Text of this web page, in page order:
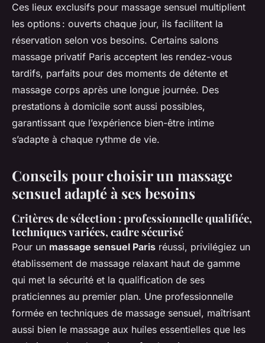
Ces lieux exclusifs pour massage sensuel multiplient
les options : ouverts chaque jour, ils facilitent la
réservation selon vos besoins. Certains salons
massage privatif Paris acceptent les rendez-vous
tardifs, parfaits pour des moments de détente et
massage corps après une longue journée. Des
prestations à domicile sont aussi possibles,
garantissant que l’expérience bien-être intime
s’adapte à chaque rythme de vie.
Conseils pour choisir un massage
sensuel adapté à ses besoins
Critères de sélection : professionnelle qualifiée,
techniques variées, cadre sécurisé
Pour un massage sensuel Paris réussi, privilégiez un
établissement de massage relaxant haut de gamme
qui met la sécurité et la qualification de ses
praticiennes au premier plan. Une professionnelle
formée en techniques de massage sensuel, maîtrisant
aussi bien le massage aux huiles essentielles que les